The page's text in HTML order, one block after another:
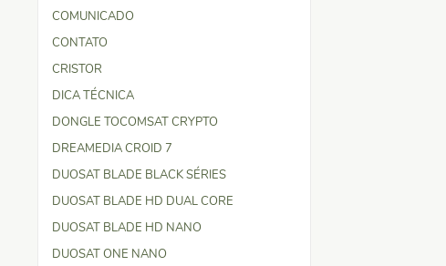
COMUNICADO
CONTATO
CRISTOR
DICA TÉCNICA
DONGLE TOCOMSAT CRYPTO
DREAMEDIA CROID 7
DUOSAT BLADE BLACK SÉRIES
DUOSAT BLADE HD DUAL CORE
DUOSAT BLADE HD NANO
DUOSAT ONE NANO